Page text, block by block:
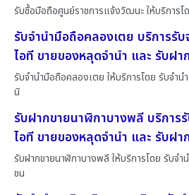
รับซื้อมือถือศูนย์ราชการแจ้งวัฒนะ ให้บริการ
รับจำนำมือถือคลองเตย บริการรั
ไอที ขายของหลุดจำนำ และ รับฝ
รับจำนำมือถือคลองเตย ให้บริการโดย รับจํา
นิ
รับฝากขายนาฬิกาบางพลี บริการ
ไอที ขายของหลุดจำนำ และ รับฝ
รับฝากขายนาฬิกาบางพลี ให้บริการโดย รับจํ
ชน